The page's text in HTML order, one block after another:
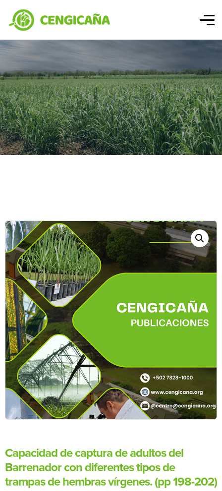
Capacidad de captura de adultos del
Barrenador con diferentes tipos de
trampas de hembras vírgenes. (pp 198-202)